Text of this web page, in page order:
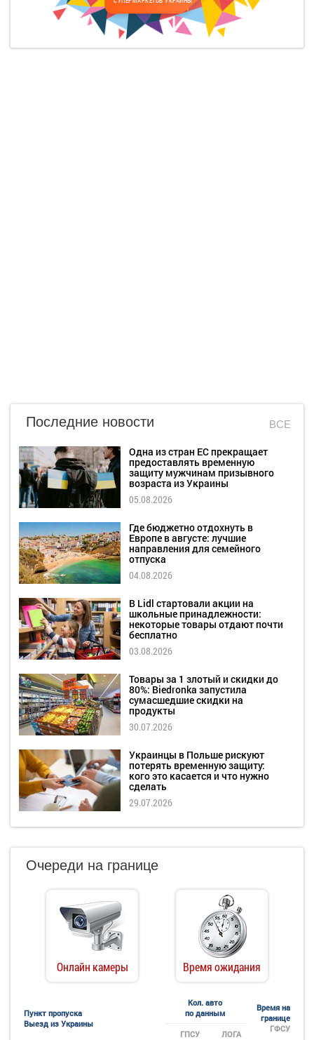
Последние новости ВСЕ
Одна из стран ЕС прекращает
предоставлять временную
защиту мужчинам призывного
возраста из Украины
05.08.2026
Где бюджетно отдохнуть в
Европе в августе: лучшие
направления для семейного
отпуска
04.08.2026
В Lidl стартовали акции на
школьные принадлежности:
некоторые товары отдают почти
бесплатно
03.08.2026
Товары за 1 злотый и скидки до
80%: Biedronka запустила
сумасшедшие скидки на
продукты
30.07.2026
Украинцы в Польше рискуют
потерять временную защиту:
кого это касается и что нужно
сделать
29.07.2026
Очереди на границе
Онлайн камеры Время ожидания
Пункт пропуска
Выезд из Украины
Кол. авто
по данным
Время на
границе
ГФСУ
ГПСУ ЛОГА